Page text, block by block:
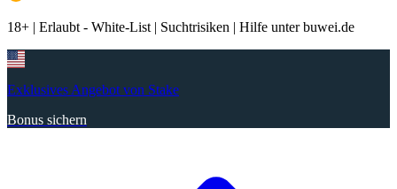
18+ | Erlaubt - White-List | Suchtrisiken | Hilfe unter buwei.de
Exklusives Angebot von Stake
Bonus sichern